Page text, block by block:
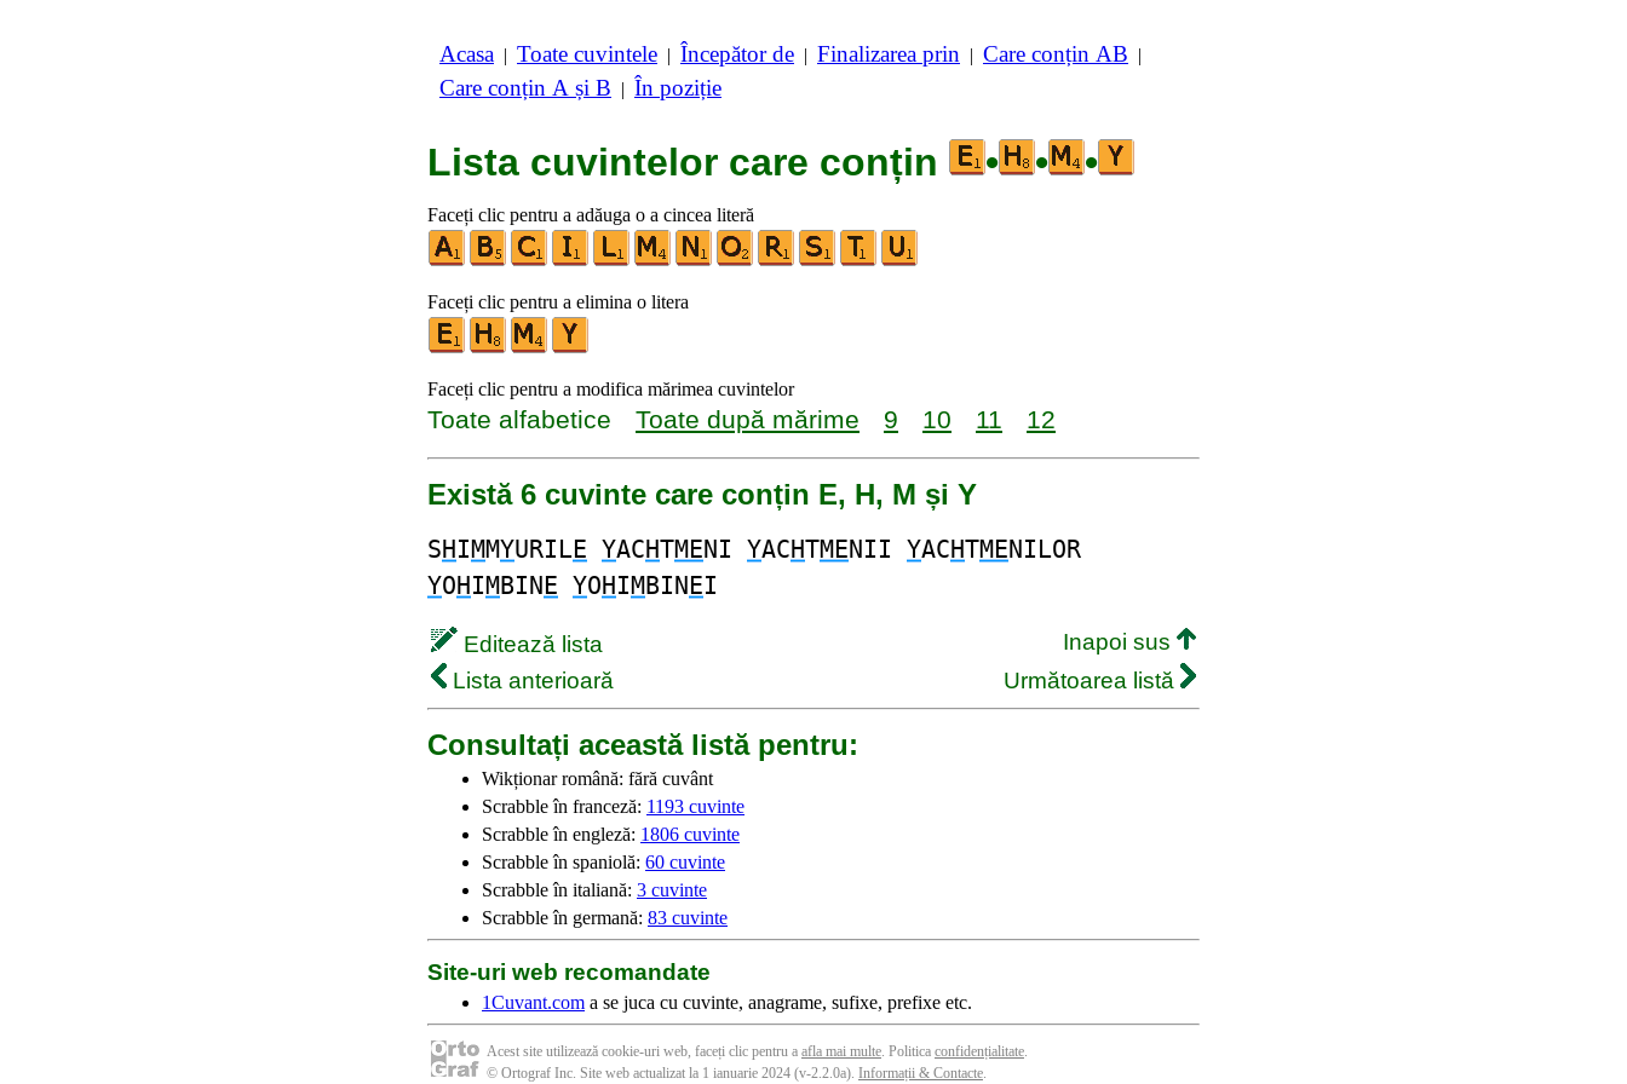
Acasa | Toate cuvintele | Începător de | Finalizarea prin | Care conțin AB |
Care conțin A și B | În poziție
Lista cuvintelor care conțin • • •
Faceți clic pentru a adăuga o a cincea literă
Faceți clic pentru a elimina o litera
Faceți clic pentru a modifica mărimea cuvintelor
Toate alfabetice Toate după mărime 9 10 11 12
Există 6 cuvinte care conțin E, H, M și Y
SHIMMYURILE YACHTMENI YACHTMENII YACHTMENILOR
YOHIMBINE YOHIMBINEI
Editează lista
Inapoi sus
Lista anterioară
Următoarea listă
Consultați această listă pentru:
Wikționar română: fără cuvânt
Scrabble în franceză: 1193 cuvinte
Scrabble în engleză: 1806 cuvinte
Scrabble în spaniolă: 60 cuvinte
Scrabble în italiană: 3 cuvinte
Scrabble în germană: 83 cuvinte
Site-uri web recomandate
1Cuvant.com a se juca cu cuvinte, anagrame, sufixe, prefixe etc.
Acest site utilizează cookie-uri web, faceți clic pentru a afla mai multe. Politica confidențialitate.
© Ortograf Inc. Site web actualizat la 1 ianuarie 2024 (v-2.2.0a). Informații & Contacte.